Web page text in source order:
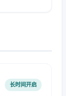
长时间开启